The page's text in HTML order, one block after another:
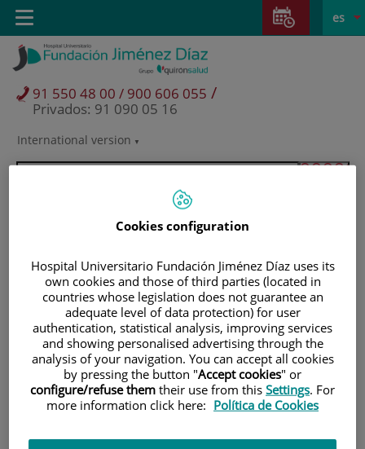
Saltar al contenido
Saltar
contenido
Selector
activo
es
International version
91 550 48 00 / 900 606 055 /
Privados: 91 090 05 16
Toggle
navigation
Pacientes y visitantes
Cookies configuration
Hospital Universitario Fundación Jiménez Díaz uses its
own cookies and those of third parties (located in
countries whose legislation does not guarantee an
adequate level of data protection) for user
authentication, statistical analysis, improving services
and showing personalised advertising through the
analysis of your navigation. You can accept all cookies
by pressing the button "Accept cookies" or
configure/refuse them their use from this Settings. For
more information click here: Política de Cookies